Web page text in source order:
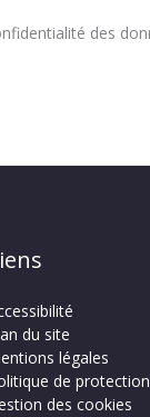
des
du site
légales
de
des cookies